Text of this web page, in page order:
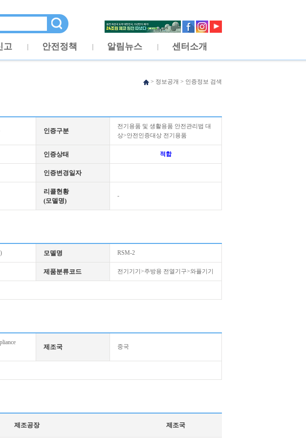
고 안전정책 알림뉴스 센터소개
> 정보공개 > 인증정보 검색
인증구분
전기용품 및 생활용품 안전관리법 대
상>안전인증대상 전기용품
인증상태 적합
인증변경일자
리콜현황
(모델명)
-
모델명 RSM-2
제품분류코드 전기기기>주방용 전열기구>와플기기
제조국 중국
제조공장 제조국